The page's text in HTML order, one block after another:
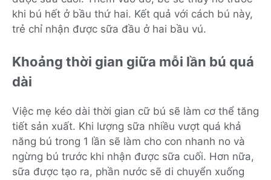
khi bú hết ở bầu thứ hai. Kết quả với cách bú này,
trẻ chỉ nhận được sữa đầu ở hai bầu vú.
Khoảng thời gian giữa mỗi lần bú quá
dài
Việc mẹ kéo dài thời gian cữ bú sẽ làm cơ thể tăng
tiết sản xuất. Khi lượng sữa nhiều vượt quá khả
năng bú trong 1 lần sẽ làm cho con nhanh no và
ngừng bú trước khi nhận được sữa cuối. Hơn nữa,
sữa được tạo ra, phần nước sẽ di chuyển xuống